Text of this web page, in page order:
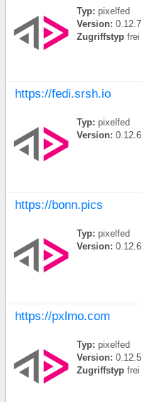
Typ: pixelfed
Version: 0.12.7
Zugriffstyp frei
https://fedi.srsh.io
Typ: pixelfed
Version: 0.12.6
https://bonn.pics
Typ: pixelfed
Version: 0.12.6
https://pxlmo.com
Typ: pixelfed
Version: 0.12.5
Zugriffstyp frei